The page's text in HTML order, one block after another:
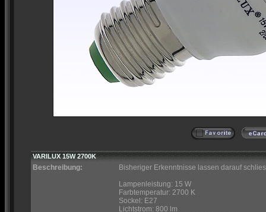
VARILUX 15W 2700K
Beschreibung:
Bisheriger Erkenntnisse lassen darauf
Lampenleistung: 15 W
Farbtemperatur: 2700 K
Sockel: E27
Lichtstrom: 800 lm